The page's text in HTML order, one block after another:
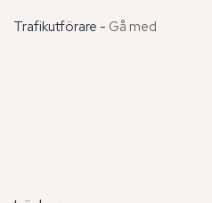
Trafikutförare - Gå med